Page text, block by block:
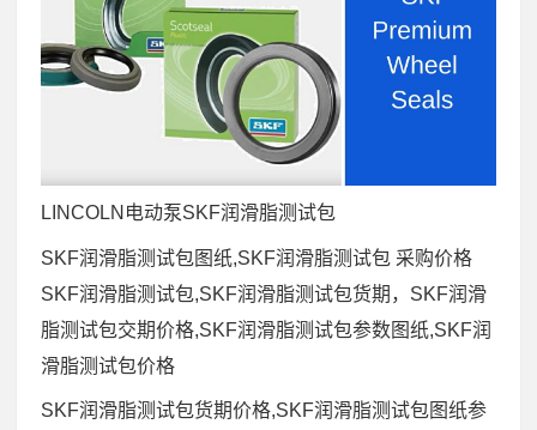
LINCOLN电动泵SKF润滑脂测试包
SKF润滑脂测试包图纸,SKF润滑脂测试包 采购价格
SKF润滑脂测试包,SKF润滑脂测试包货期，SKF润滑
脂测试包交期价格,SKF润滑脂测试包参数图纸,SKF润
滑脂测试包价格
SKF润滑脂测试包货期价格,SKF润滑脂测试包图纸参